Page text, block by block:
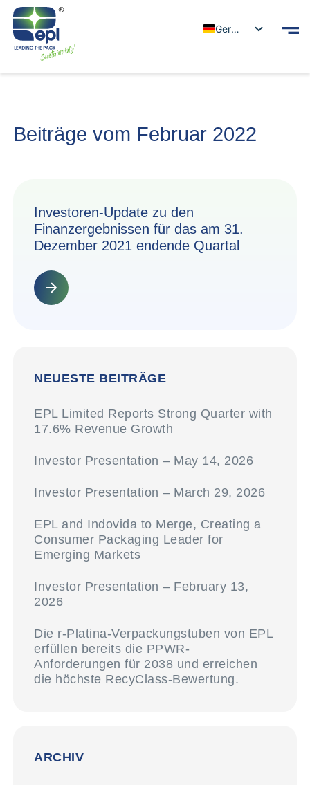
German
Beiträge vom Februar 2022
Investoren-Update zu den
Finanzergebnissen für das am 31.
Dezember 2021 endende Quartal
NEUESTE BEITRÄGE
EPL Limited Reports Strong Quarter with
17.6% Revenue Growth
Investor Presentation – May 14, 2026
Investor Presentation – March 29, 2026
EPL and Indovida to Merge, Creating a
Consumer Packaging Leader for
Emerging Markets
Investor Presentation – February 13,
2026
Die r-Platina-Verpackungstuben von EPL
erfüllen bereits die PPWR-
Anforderungen für 2038 und erreichen
die höchste RecyClass-Bewertung.
ARCHIV